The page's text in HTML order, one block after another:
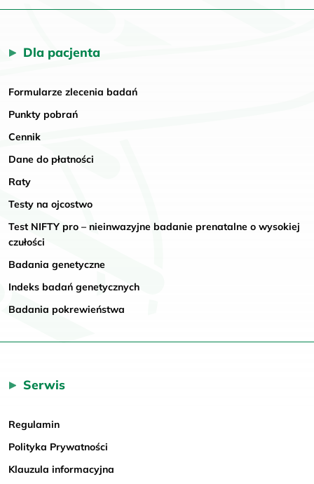
Dla pacjenta
Formularze zlecenia badań
Punkty pobrań
Cennik
Dane do płatności
Raty
Testy na ojcostwo
Test NIFTY pro – nieinwazyjne badanie prenatalne o wysokiej
czułości
Badania genetyczne
Indeks badań genetycznych
Badania pokrewieństwa
Serwis
Regulamin
Polityka Prywatności
Klauzula informacyjna